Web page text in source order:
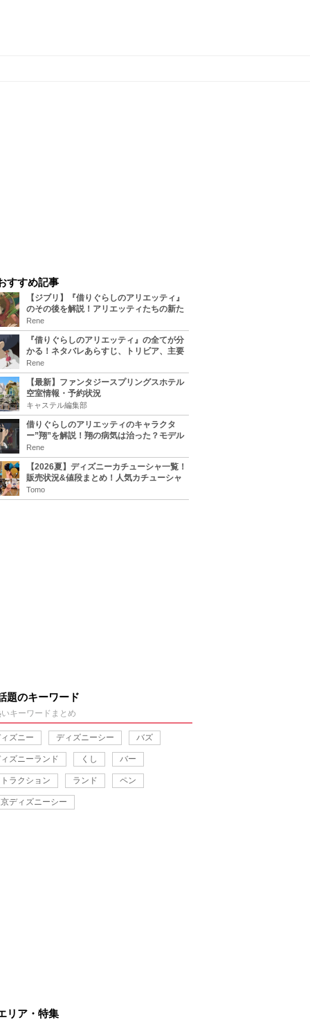
すすめ記事
【ジブリ】『借りぐらしのアリエッティ』
のその後を解説！アリエッティたちの新た
な住処は？翔の病気は治る？
Rene
『借りぐらしのアリエッティ』の全てが分
かる！ネタバレあらすじ、トリビア、主要
キャラまとめ！
Rene
【最新】ファンタジースプリングスホテル
空室情報・予約状況
キャステル編集部
借りぐらしのアリエッティのキャラクタ
ー”翔”を解説！翔の病気は治った？モデル
は誰？
Rene
【2026夏】ディズニーカチューシャ一覧！
販売状況&値段まとめ！人気カチューシャ
をチェック
Tomo
題のキーワード
キーワードまとめ
ズニー ディズニーシー バズ
ズニーランド くし バー
ラクション ランド ペン
ディズニーシー
リア・特集